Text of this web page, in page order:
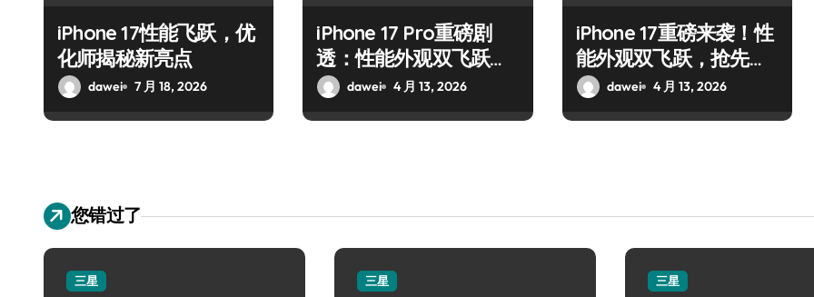
iPhone 17性能飞跃，优
化师揭秘新亮点
dawei 7 月 18, 2026
iPhone 17 Pro重磅剧
透：性能外观双飞跃，
抢先揭秘新亮点！
dawei 4 月 13, 2026
iPhone 17重磅来袭！性
能外观双飞跃，抢先解
锁新亮点
dawei 4 月 13, 2026
您错过了
三星 三星 三星